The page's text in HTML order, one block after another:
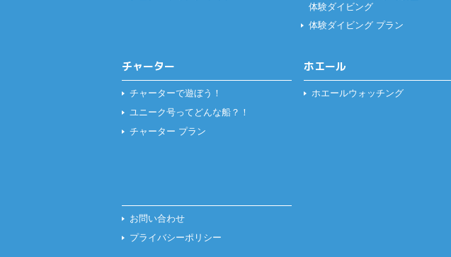
体験ダイビング
体験ダイビング プラン
チャーター
チャーターで遊ぼう！
ユニーク号ってどんな船？！
チャーター プラン
ホエール
ホエールウォッチング
お問い合わせ
プライバシーポリシー